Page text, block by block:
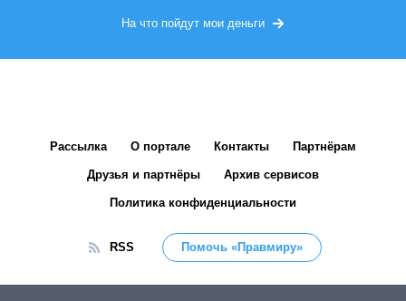
На что пойдут мои деньги
Рассылка О портале Контакты Партнёрам
Друзья и партнёры Архив сервисов
Политика конфиденциальности
RSS Помочь «Правмиру»